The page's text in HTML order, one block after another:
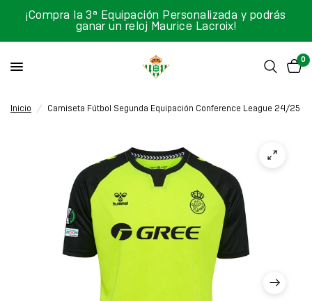
¡Compra la 3ª Equipación Personalizada y podrás
ganar un reloj Maurice Lacroix!
0
Inicio / Camiseta Fútbol Segunda Equipación Conference League 24/25